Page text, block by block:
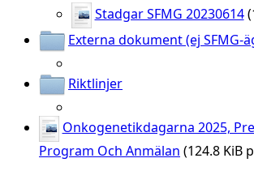
Stadgar SFMG 20230614
Externa dokument (ej SFMG-
Riktlinjer
Onkogenetikdagarna 2025,
Program Och Anmälan (124.8 KiB